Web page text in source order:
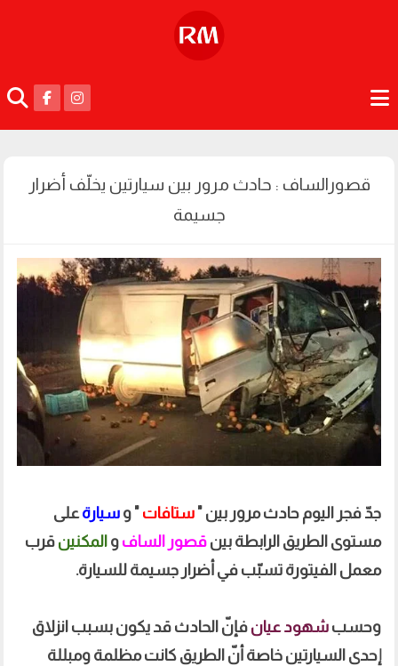
قصورالساف : حادث مرور بين سيارتين يخلّف أضرار
جسيمة
جدّ فجر اليوم حادث مرور بين " ستافات" وسيارةعلى
مستوى الطريق الرابطة بينقصور الساف و المكنينقرب
معمل الفيتورة تسبّب في أضرار جسيمة للسيارة.
وحسبشهود عيان فإنّ الحادث قد يكون بسبب انزلاق
إحدى السيارتين خاصة أنّ الطريق كانت مظلمة ومبللة